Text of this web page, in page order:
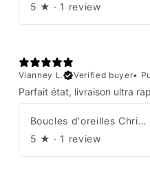
5 ★ · 1 review
Vianney L.
Verified buyer•
Parfait état, livraison ultra
Boucles d'oreilles Christian Dior
5 ★ · 1 review